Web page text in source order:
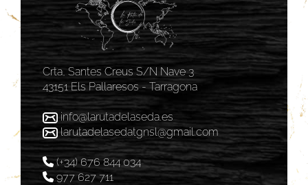
Crta, Santes Creus S/N Nave 3
43151 Els Pallaresos - Tarragona
info@larutadelaseda.es
larutadelasedatgnsl@gmail.com
(+34) 676 844 034
977 627 711